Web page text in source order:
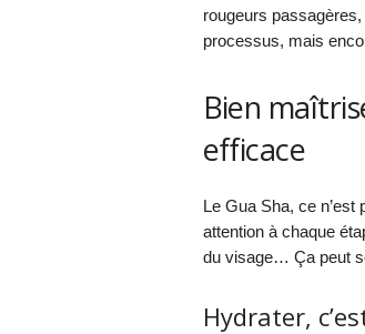
rougeurs
processus, mais
Bien
efficace
Le Gua Sha, ce
attention à chaque
du visage… Ça peut
Hydrater,